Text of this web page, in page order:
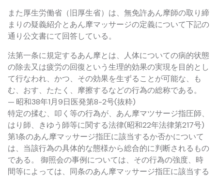
また厚生労働省（旧厚生省）は、無免許あん摩師の取り締
まりの疑義紹介とあん摩マッサージの定義について下記の
通り公文書にて回答している。
法第一条に規定するあん摩とは、人体についての病的状態
の除去又は疲労の回復という生理的効果の実現を目的とし
て行なわれ、かつ、その効果を生ずることが可能な、も
む、おす、たたく、摩擦するなどの行為の総称である。
— 昭和38年1月9日医発第8-2号(抜粋)
特定の揉む、叩く等の行為が、あん摩マツサージ指圧師、
はり師、きゆう師等に関する法律(昭和22年法律第217号)
第1条のあん摩マッサージ指圧に該当するか否かについて
は、当該行為の具体的な態様から総合的に判断されるもの
である。 御照会の事例については、その行為の強度、時
間等によっては、同条のあん摩マッサージ指圧に該当する